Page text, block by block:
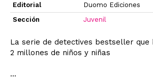
Editorial
Duomo Ediciones
Sección
Juvenil
La serie de detectives bestseller que
2 millones de niños y niñas
...